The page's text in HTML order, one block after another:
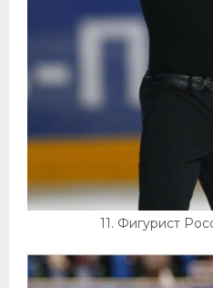
11. Фигурист